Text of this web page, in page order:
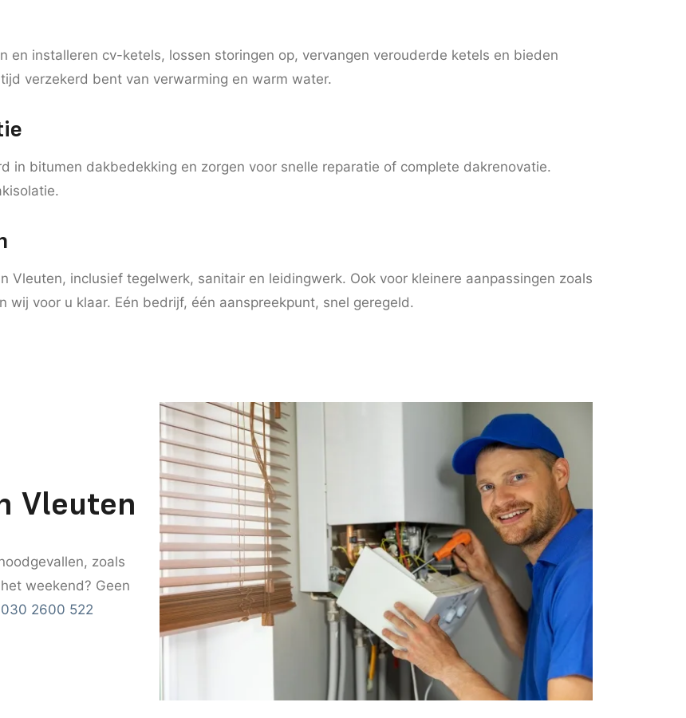
en installeren cv-ketels, lossen storingen op, vervangen verouderde ketels en bieden
verzekerd bent van verwarming en warm water.
in bitumen dakbedekking en zorgen voor snelle reparatie of complete dakrenovatie.
Vleuten, inclusief tegelwerk, sanitair en leidingwerk. Ook voor kleinere aanpassingen zoals
voor u klaar. Eén bedrijf, één aanspreekpunt, snel geregeld.
Vleuten
zoals
weekend? Geen
030 2600 522